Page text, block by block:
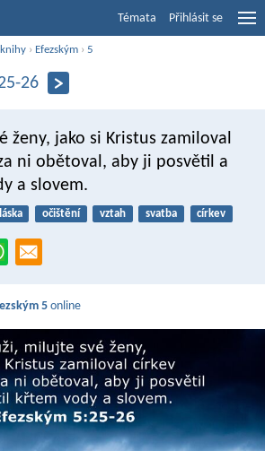
Témata Přihlásit se
› Efezským ›5
26
ženy, jako si Kristus zamiloval
ni obětoval, aby ji posvětil a
a slovem.
láska očištění vztah svatba církev
5online